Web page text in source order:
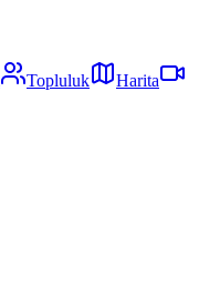
Topluluk
Harita